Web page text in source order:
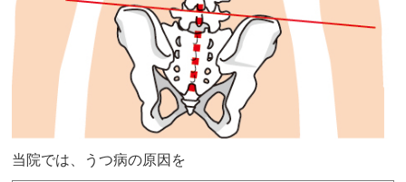
当院では、うつ病の原因を